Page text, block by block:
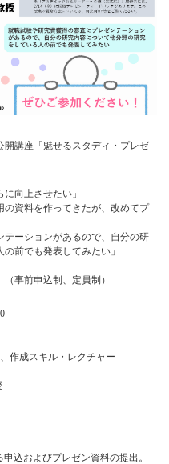
開講座「魅せるスタディ・プレゼ
向上させたい」
の資料を作ってきたが、改めてプ
テーションがあるので、自分の研
前でも発表してみたい」
事前申込制、定員制）
作成スキル・レクチャー
申込およびプレゼン資料の提出。